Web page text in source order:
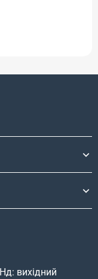
вихідний